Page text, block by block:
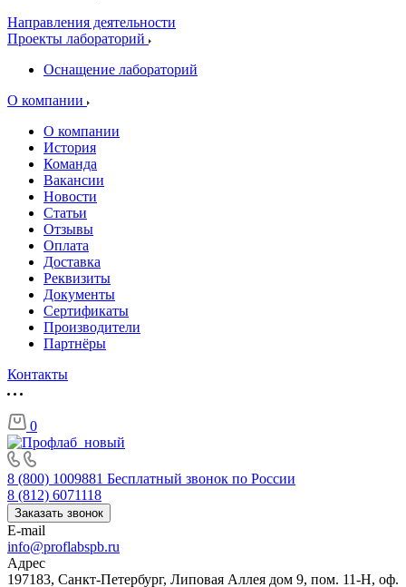
Направления деятельности
Проекты лабораторий
Оснащение лабораторий
О компании
О компании
История
Команда
Вакансии
Новости
Статьи
Отзывы
Оплата
Доставка
Реквизиты
Документы
Сертификаты
Производители
Партнёры
Контакты
0
8 (800) 1009881 Бесплатный звонок по России
8 (812) 6071118
Заказать звонок
E-mail
info@proflabspb.ru
Адрес
197183, Санкт-Петербург, Липовая Аллея дом 9, пом. 11-Н, оф.